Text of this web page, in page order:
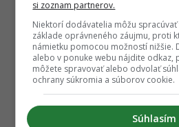
si zoznam partnerov.
Niektorí dodávatelia môžu
základe oprávneného záujmu, proti
námietku pomocou možností nižšie.
alebo v ponuke webu nájdite odkaz,
môžete spravovať alebo odvolať
ochrany súkromia a súborov cookie.
Súhlasím